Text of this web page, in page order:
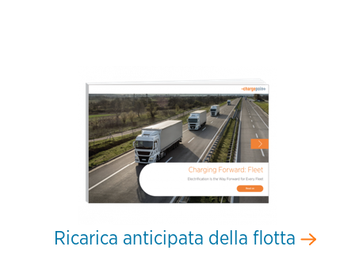
Ricarica anticipata della flotta